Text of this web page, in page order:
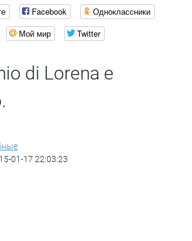
Facebook
Одноклассники
Мой мир
Twitter
di Lorena e
01-17 22:03:23